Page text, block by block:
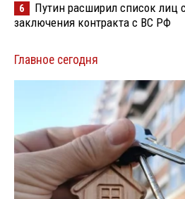
6
Путин расширил список лиц
заключения контракта с ВС РФ
Главное сегодня